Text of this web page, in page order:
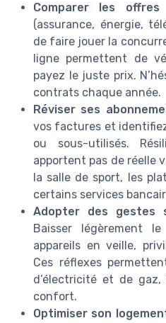
Comparer les offres
(assurance, énergie,
de faire jouer la
ligne permettent de
payez le juste prix.
contrats chaque année.
Réviser ses
vos factures et
ou sous-utilisés.
apportent pas de réelle
la salle de sport, les
certains services
Adopter des gestes
Baisser légèrement
appareils en veille,
Ces réflexes
d’électricité et de
confort.
Optimiser son